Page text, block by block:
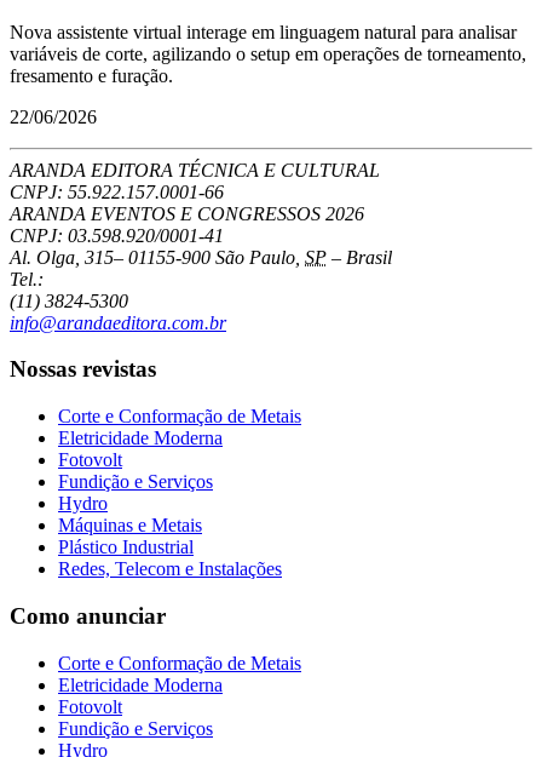
Nova assistente virtual interage em linguagem natural para analisar
variáveis de corte, agilizando o setup em operações de torneamento,
fresamento e furação.
22/06/2026
ARANDA EDITORA TÉCNICA E CULTURAL
CNPJ: 55.922.157.0001-66
ARANDA EVENTOS E CONGRESSOS 2026
CNPJ: 03.598.920/0001-41
Al. Olga, 315– 01155-900 São Paulo SP – Brasil
Tel.:
(11) 3824-5300
info@arandaeditora.com.br
Nossas revistas
Corte e Conformação de Metais
Eletricidade Moderna
Fotovolt
Fundição e Serviços
Hydro
Máquinas e Metais
Plástico Industrial
Redes, Telecom e Instalações
Como anunciar
Corte e Conformação de Metais
Eletricidade Moderna
Fotovolt
Fundição e Serviços
Hydro